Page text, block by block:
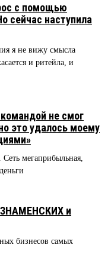
с помощью
сейчас наступила
я не вижу смысла
и ритейла, и
не смог
это удалось моему
мегаприбыльная,
ЗНАМЕНСКИХ и
бизнесов самых